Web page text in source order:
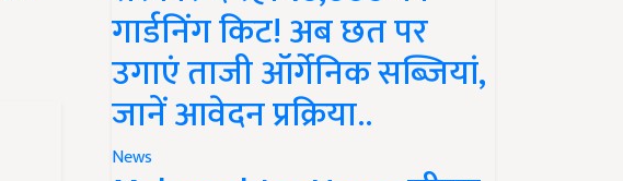
गार्डनिंग किट! अब छत पर
उगाएं ताजी ऑर्गेनिक सब्जियां,
जानें आवेदन प्रक्रिया..
News